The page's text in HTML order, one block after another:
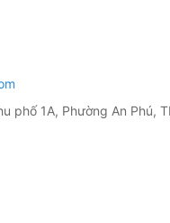
phố 1A, Phường An Phú,